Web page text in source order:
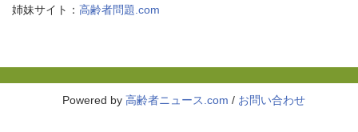
姉妹サイト： 高齢者問題.com
Powered by 高齢者ニュース.com / お問い合わせ